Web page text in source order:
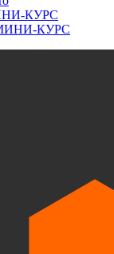
КУРС
МИНИ-КУРС